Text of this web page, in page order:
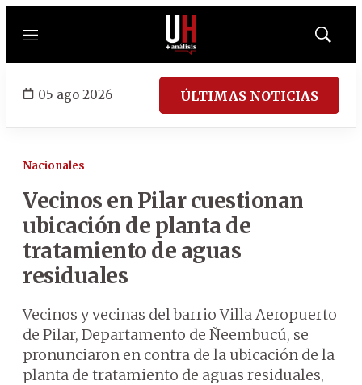
Menú
Mostrar
05 ago 2026 ÚLTIMAS NOTICIAS
Nacionales
Vecinos en Pilar cuestionan
ubicación de planta de
tratamiento de aguas
residuales
Vecinos y vecinas del barrio Villa Aeropuerto
de Pilar, Departamento de Ñeembucú, se
pronunciaron en contra de la ubicación de la
planta de tratamiento de aguas residuales,